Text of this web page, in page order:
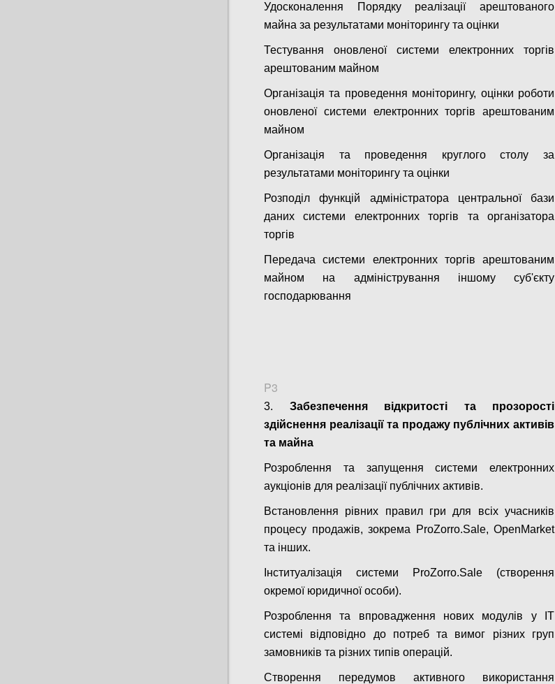
Удосконалення Порядку реалізації арештованого
майна за результатами моніторингу та оцінки
Тестування оновленої системи електронних торгів
арештованим майном
Організація та проведення моніторингу, оцінки роботи
оновленої системи електронних торгів арештованим
майном
Організація та проведення круглого столу за
результатами моніторингу та оцінки
Розподіл функцій адміністратора центральної бази
даних системи електронних торгів та організатора
торгів
Передача системи електронних торгів арештованим
майном на адміністрування іншому суб'єкту
господарювання
P3
3. Забезпечення відкритості та прозорості
здійснення реалізації та продажу публічних активів
та майна
Розроблення та запущення системи електронних
аукціонів для реалізації публічних активів.
Встановлення рівних правил гри для всіх учасників
процесу продажів, зокрема ProZorro.Sale, OpenMarket
та інших.
Інституалізація системи ProZorro.Sale (створення
окремої юридичної особи).
Розроблення та впровадження нових модулів у IT
системі відповідно до потреб та вимог різних груп
замовників та різних типів операцій.
Створення передумов активного використання